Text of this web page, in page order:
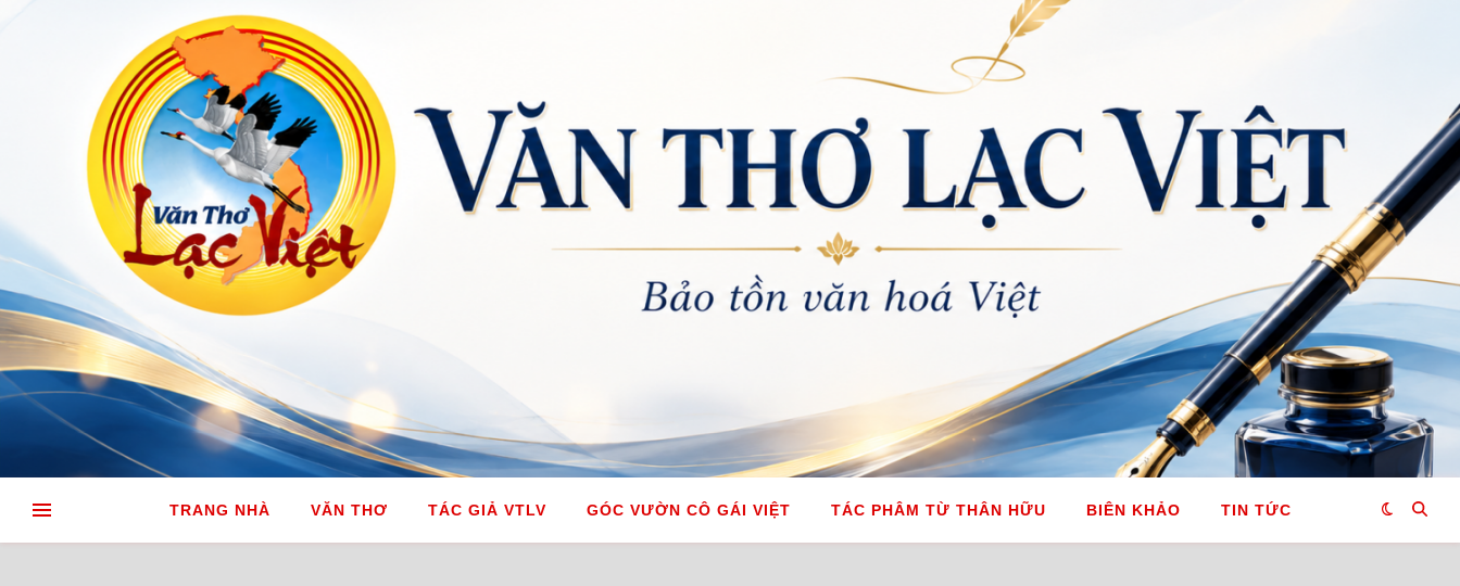
TRANG NHÀ VĂN THƠ TÁC GIẢ VTLV GÓC VƯỜN CÔ GÁI VIỆT TÁC PHÂM TỪ THÂN HỮU BIÊN KHẢO TIN TỨC